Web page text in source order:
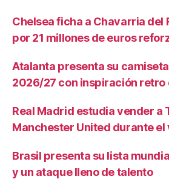
Chelsea ficha a Chavarria del
por 21 millones de euros
Atalanta presenta su
2026/27 con inspiración retro
Real Madrid estudia vender a
Manchester United durante el
Brasil presenta su lista
y un ataque lleno de talento